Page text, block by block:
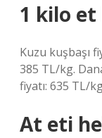
1 kilo et
Kuzu kuşbaşı
385 TL/kg.
fiyatı: 635 TL/
At eti